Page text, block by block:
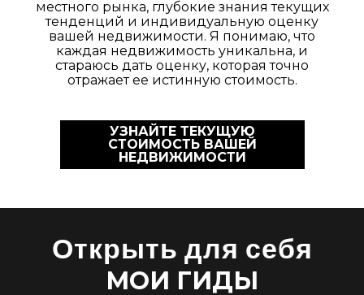
местного рынка, глубокие знания текущих
тенденций и индивидуальную оценку
вашей недвижимости. Я понимаю, что
каждая недвижимость уникальна, и
стараюсь дать оценку, которая точно
отражает ее истинную стоимость.
УЗНАЙТЕ ТЕКУЩУЮ
СТОИМОСТЬ ВАШЕЙ
НЕДВИЖИМОСТИ
Открыть для себя
МОИ ГИДЫ